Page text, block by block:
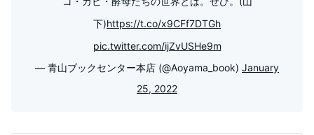
下)https://t.co/x9CFf7DTGh
pic.twitter.com/ijZvUSHe9m
— 青山ブックセンター本店 (@Aoyama_book) January
25, 2022